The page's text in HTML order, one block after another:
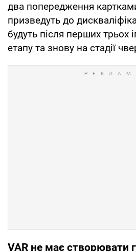
два попередження
призведуть до
будуть після перших трьох
етапу та знову на стадії
VAR не має створювати